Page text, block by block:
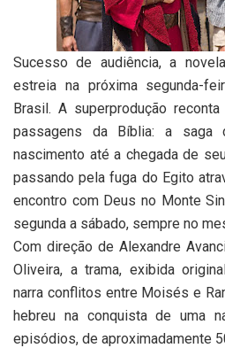
Sucesso de audiência, a
estreia na próxima segunda-
Brasil. A superprodução
passagens da Bíblia: a saga
nascimento até a chegada de
passando pela fuga do Egito
encontro com Deus no Monte
segunda a sábado, sempre no
Com direção de Alexandre
Oliveira, a trama, exibida
narra conflitos entre Moisés e
hebreu na conquista de uma
episódios, de aproximadamente